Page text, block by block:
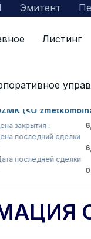
Эмитент
Листинг
о компании
(<O'zmetkombinat>
:
6,099
последний сделки
последней сделки